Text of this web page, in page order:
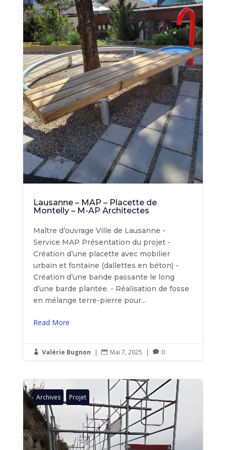
Lausanne – MAP – Placette de
Montelly – M-AP Architectes
Maître d’ouvrage Ville de Lausanne -
Service MAP Présentation du projet -
Création d’une placette avec mobilier
urbain et fontaine (dallettes en béton) -
Création d’une bande passante le long
d’une barde plantée. - Réalisation de fosse
en mélange terre-pierre pour...
Read More
 Valérie Bugnon |  Mai 7, 2025 |  0
Archives Projet